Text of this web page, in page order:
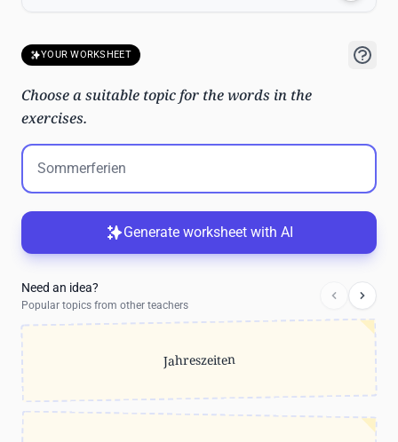
YOUR WORKSHEET
Choose a suitable topic for the words in the
exercises.
Generate worksheet with AI
Need an idea?
Popular topics from other teachers
Jahreszeiten